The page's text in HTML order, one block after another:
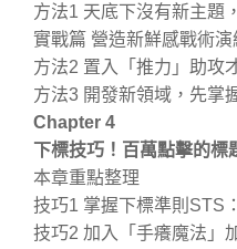
方法1 天底下沒有新主題
實戰篇 營造新鮮感戰術演
方法2 置入「推力」助攻
方法3 開發新領域，先掌
Chapter 4
下標技巧！百萬點擊的標
本章重點整理
技巧1 掌握下標準則STS
技巧2 加入「手癢魔法」